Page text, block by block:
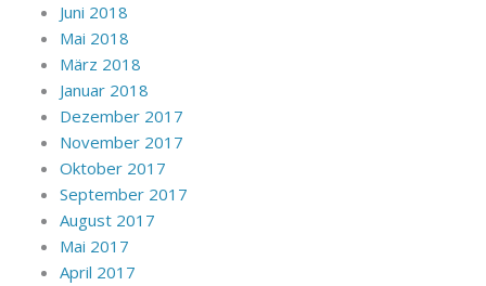
Juni 2018
Mai 2018
März 2018
Januar 2018
Dezember 2017
November 2017
Oktober 2017
September 2017
August 2017
Mai 2017
April 2017